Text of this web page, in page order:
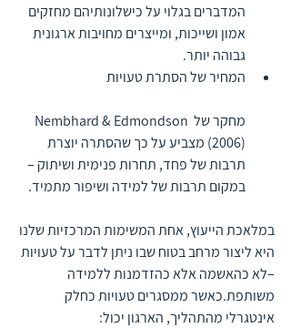
המדברים בגלוי על כישלונותיהם מחזקים
אמון ושייכות, ומייצרים מחויבות ארגונית
גבוהה יותר.
המחיר של הסתרת טעויות
מחקר של Nembhard & Edmondson
(2006) מצביע על כך שהסתרה יוצרת
תרבות של פחד, תחרות פנימית ושיתוק –
במקום תרבות של למידה ושיפור מתמיד.
במלאכת הייעוץ, אחת המשימות המרכזיות שלנו
היא ליצור מרחב בטוח שבו ניתן לדבר על טעויות
–לא כהאשמה אלא כהזדמנות ללמידה
משותפת.כאשר ממסגרים טעויות כחלק
אינטגרלי מהתהליך, הארגון יכול: